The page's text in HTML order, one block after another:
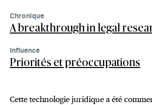
Chronique
A breakthrough in legal
Influence
Priorités et préoccupations
Cette technologie juridique a été